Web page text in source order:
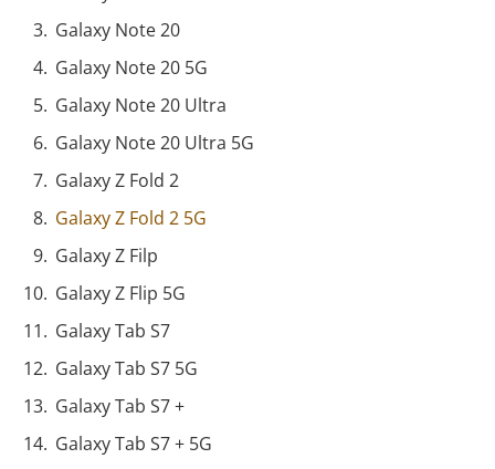
Galaxy Note 20
Galaxy Note 20 5G
Galaxy Note 20 Ultra
Galaxy Note 20 Ultra 5G
Galaxy Z Fold 2
Galaxy Z Fold 2 5G
Galaxy Z Filp
Galaxy Z Flip 5G
Galaxy Tab S7
Galaxy Tab S7 5G
Galaxy Tab S7 +
Galaxy Tab S7 + 5G